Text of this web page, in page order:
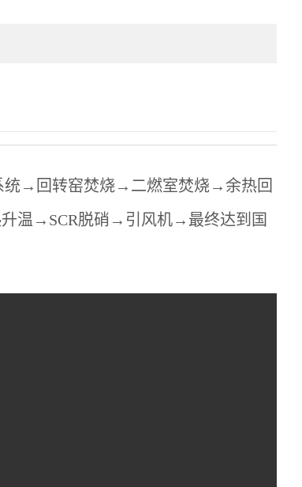
统→回转窑焚烧→二燃室焚烧→余热回
温→SCR脱硝→引风机→最终达到国